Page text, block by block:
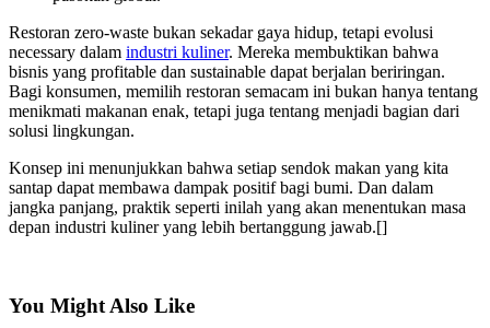
Restoran zero-waste bukan sekadar gaya hidup, tetapi evolusi
necessary dalam industri kuliner. Mereka membuktikan bahwa
bisnis yang profitable dan sustainable dapat berjalan beriringan.
Bagi konsumen, memilih restoran semacam ini bukan hanya tentang
menikmati makanan enak, tetapi juga tentang menjadi bagian dari
solusi lingkungan.
Konsep ini menunjukkan bahwa setiap sendok makan yang kita
santap dapat membawa dampak positif bagi bumi. Dan dalam
jangka panjang, praktik seperti inilah yang akan menentukan masa
depan industri kuliner yang lebih bertanggung jawab.[]
You Might Also Like